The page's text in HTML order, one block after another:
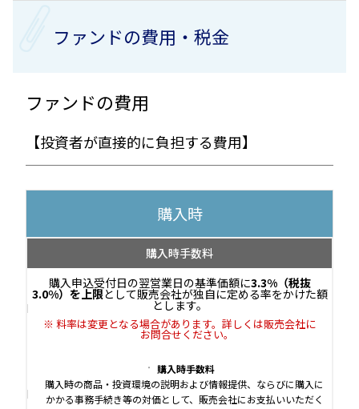
ファンドの費用・税金
ファンドの費用
【投資者が直接的に負担する費用】
購入時
購入時手数料
購入申込受付日の翌営業日の基準価額に3.3%（税抜
3.0%）を上限として販売会社が独自に定める率をかけた額
とします。
料率は変更となる場合があります。詳しくは販売会社に
お問合せください。
購入時手数料
購入時の商品・投資環境の説明および情報提供、ならびに購入に
かかる事務手続き等の対価として、販売会社にお支払いいただく